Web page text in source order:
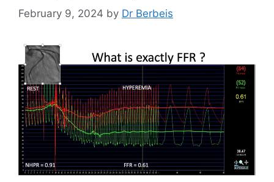
February 9, 2024 by Dr Berbeis